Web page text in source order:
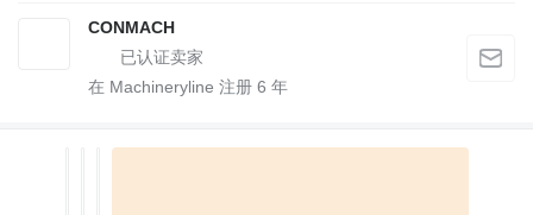
CONMACH
在 Machineryline 注册 6 年